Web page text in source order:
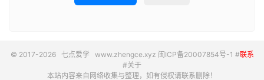
© 2017-2026 七点爱学www.zhengce.xyz 闽ICP备20007854号-1 #联系
#关于
本站内容来自网络收集与整理，如有侵权请联系删除！